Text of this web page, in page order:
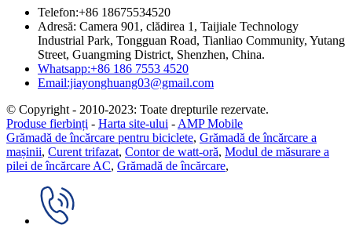
Telefon:+86 18675534520
Adresă: Camera 901, clădirea 1, Taijiale Technology
Industrial Park, Tongguan Road, Tianliao Community, Yutang
Street, Guangming District, Shenzhen, China.
Whatsapp:+86 186 7553 4520
Email:jiayonghuang03@gmail.com
© Copyright - 2010-2023: Toate drepturile rezervate.
Produse fierbinți - Harta site-ului - AMP Mobile
Grămadă de încărcare pentru biciclete, Grămadă de încărcare a
mașinii, Curent trifazat, Contor de watt-oră, Modul de măsurare a
pilei de încărcare AC, Grămadă de încărcare,